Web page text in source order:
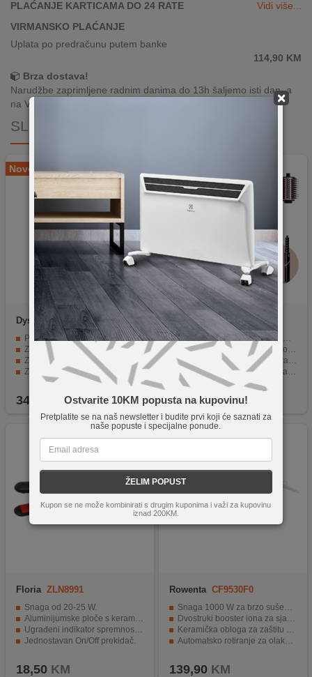
×
Ostvarite 10KM popusta na kupovinu!
Pretplatite se na naš newsletter i budite prvi koji će saznati za
naše popuste i specijalne ponude.
ŽELIM POPUST
Kupon se ne može kombinirati s drugim kuponima i važi za kupovinu
iznad 200KM.
PLAĆANJE KARTICAMA DO 24 RATE
Vidi više...
VIRMANSKO PLAĆANJE
Uplata po predračunu putem banke
114,90 KM
Brza dostava!
Narudžbe zaprimljene radnim danima do 13h šaljemo isti dan, a
na Vašoj adresi paket je već za 24–48h.
SLIČNI PROIZVODI
Novo
Dyson
Professional Stylist
Brush Kit
Profesionalni set četki i češljeva
Za brzo sušenje i postizanje volumena
Za glatku i sjajnu kosu bez petljanja
Za precizno razdvajanje i oblikovanje frizura
Za dodatnu hidrataciju i kontrolu pri stiliziranju
349,90 KM
Shark HD446EU
5-u-1 uređaj za sušenje i kompletno oblikovanje kose
Coanda tehnologija za jednostavno automatsko uvijanje kose
Inteligentna kontrola temperature bez oštećenja kose
Pet profesionalnih nastavaka i praktična kutija za odlaganje
Tri nivoa temperature i tri brzine puhanja za potpunu kontrolu stiliziranja
579,90KM
Floria ZLN8991
Snaga od 20-25 W.
Aluminijumske ploče s keramičkim premazom.
Ugrađeni indikator spremnosti za upotrebu.
Jednostavan On/Off prekidač.
18,50 KM
Rowenta CF9530F0
Snaga 1000 W za brzo sušenje kose
Dvostruki booster iona za sjaj i glatkoću
Keramička obloga za zaštitu kose
Automatsko rotiranje za olakšano oblikovanje kose
139,90 KM